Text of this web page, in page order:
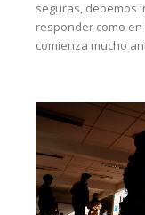
seguras, debemos
responder como
comienza mucho